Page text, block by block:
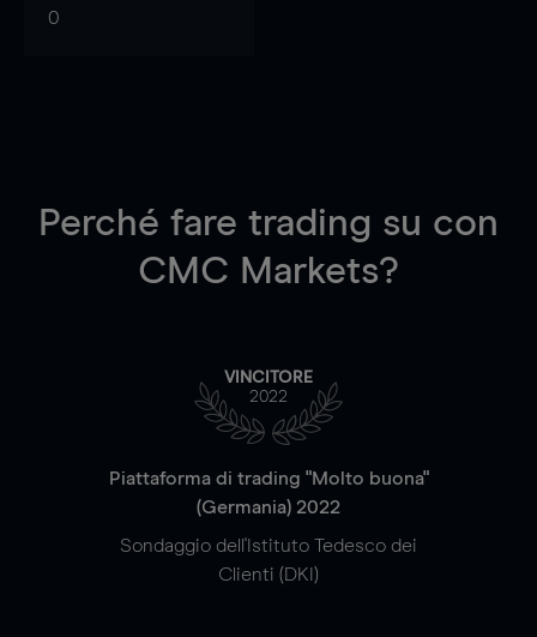
0
Perché fare trading su con
CMC Markets?
VINCITORE
2022
Piattaforma di trading "Molto buona"
(Germania) 2022
Sondaggio dell'Istituto Tedesco dei
Clienti (DKI)